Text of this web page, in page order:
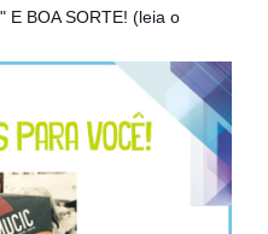
E BOA SORTE! (leia o